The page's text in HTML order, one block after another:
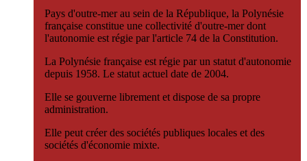
Pays d'outre-mer au sein de la République, la Polynésie
française constitue une collectivité d'outre-mer dont
l'autonomie est régie par l'article 74 de la Constitution.
La Polynésie française est régie par un statut d'autonomie
depuis 1958. Le statut actuel date de 2004.
Elle se gouverne librement et dispose de sa propre
administration.
Elle peut créer des sociétés publiques locales et des
sociétés d'économie mixte.